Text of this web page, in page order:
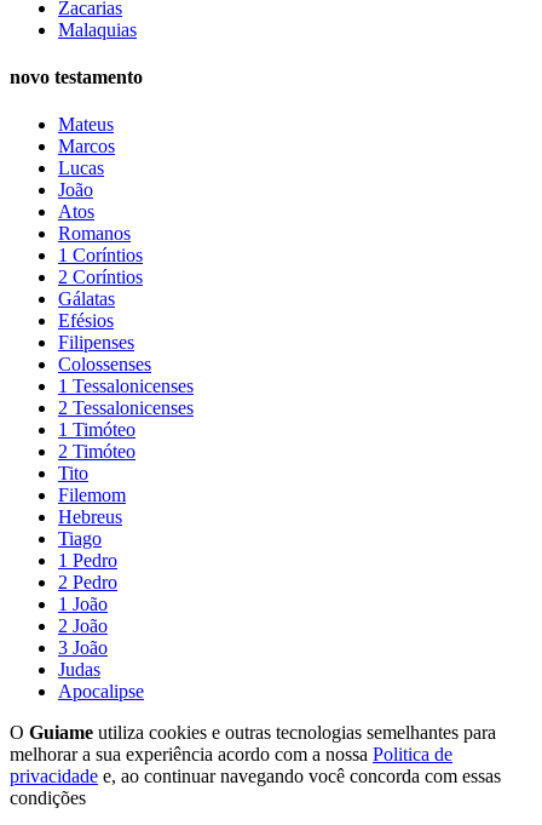
Zacarias
Malaquias
novo testamento
Mateus
Marcos
Lucas
João
Atos
Romanos
1 Coríntios
2 Coríntios
Gálatas
Efésios
Filipenses
Colossenses
1 Tessalonicenses
2 Tessalonicenses
1 Timóteo
2 Timóteo
Tito
Filemom
Hebreus
Tiago
1 Pedro
2 Pedro
1 João
2 João
3 João
Judas
Apocalipse
O Guiame utiliza cookies e outras tecnologias semelhantes para
melhorar a sua experiência acordo com a nossa Politica de
privacidade e, ao continuar navegando você concorda com essas
condições